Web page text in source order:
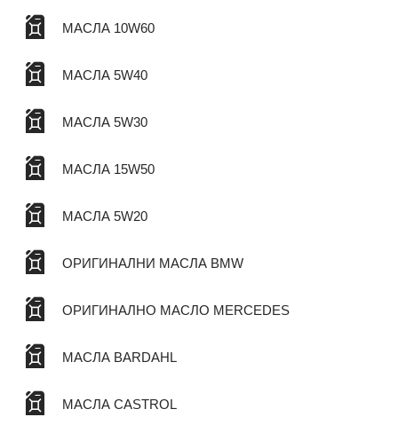
МАСЛА 10W60
МАСЛА 5W40
МАСЛА 5W30
МАСЛА 15W50
МАСЛА 5W20
ОРИГИНАЛНИ МАСЛА BMW
ОРИГИНАЛНО МАСЛО MERCEDES
МАСЛА BARDAHL
МАСЛА CASTROL